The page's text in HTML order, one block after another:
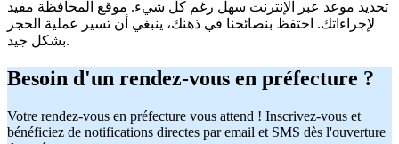
تحديد موعد عبر الإنترنت سهل رغم كل شيء. موقع المحافظة مفيد
لإجراءاتك. احتفظ بنصائحنا في ذهنك، ينبغي أن تسير عملية الحجز
بشكل جيد.
Besoin d'un rendez-vous en préfecture ?
Votre rendez-vous en préfecture vous attend ! Inscrivez-vous et
bénéficiez de notifications directes par email et SMS dès l'ouverture